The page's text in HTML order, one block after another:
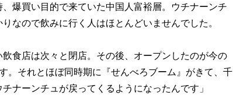
爆買い目的で来ていた中国人富裕層。ウチナーンチ
なので飲みに行く人はほとんどいませんでした。
食店は次々と閉店。その後、オープンしたのが今の
。それとほぼ同時期に『せんべろブーム』がきて、千
ナーンチュが戻ってくるようになったんです」